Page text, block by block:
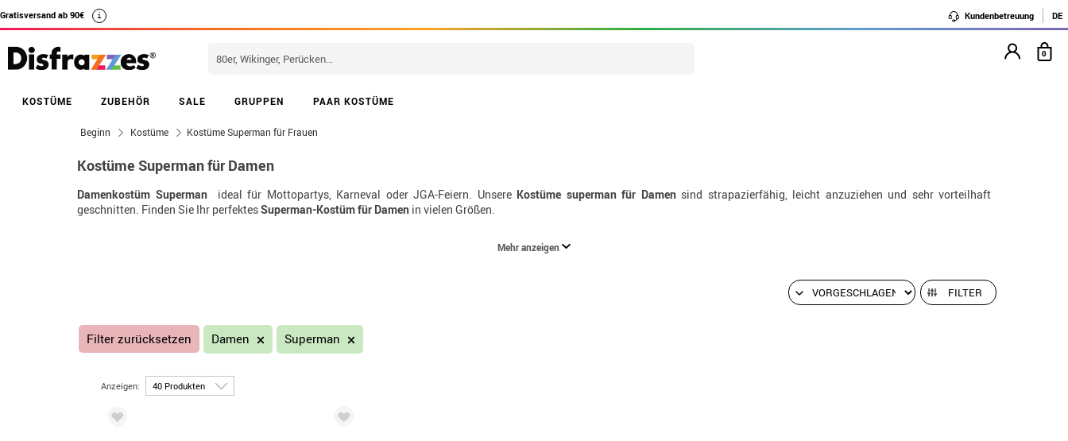
Gratisversand ab 90€ i Kundenbetreuung DE
KOSTÜME ZUBEHÖR SALE GRUPPEN PAAR KOSTÜME
0
Beginn Kostüme Kostüme Superman für Frauen
Kostüme Superman für Damen
Damenkostüm Superman ideal für Mottopartys, Karneval oder JGA-Feiern. Unsere Kostüme superman für Damensind strapazierfähig, leicht anzuziehen und sehr vorteilhaft
geschnitten. Finden Sie Ihr perfektesSuperman-Kostüm für Damen in vielen Größen.
Mehr anzeigen
FILTER
Filter zurücksetzen Damen Superman
Anzeigen: